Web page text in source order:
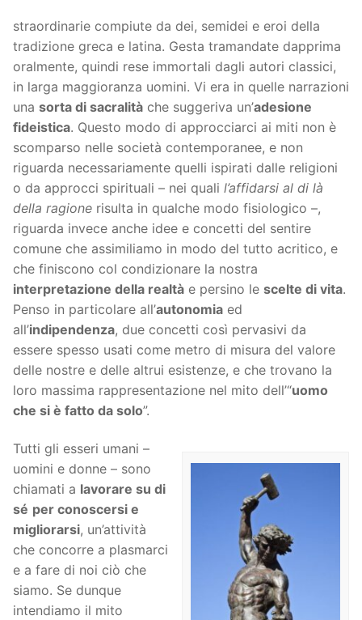
straordinarie compiute da dei, semidei e eroi della
tradizione greca e latina. Gesta tramandate dapprima
oralmente, quindi rese immortali dagli autori classici,
in larga maggioranza uomini. Vi era in quelle narrazioni
una sorta di sacralità che suggeriva un’adesione
fideistica. Questo modo di approcciarci ai miti non è
scomparso nelle società contemporanee, e non
riguarda necessariamente quelli ispirati dalle religioni
o da approcci spirituali – nei quali l’affidarsi al di là
della ragione risulta in qualche modo fisiologico –,
riguarda invece anche idee e concetti del sentire
comune che assimiliamo in modo del tutto acritico, e
che finiscono col condizionare la nostra
interpretazione della realtà e persino le scelte di vita.
Penso in particolare all’autonomia ed
all’indipendenza, due concetti così pervasivi da
essere spesso usati come metro di misura del valore
delle nostre e delle altrui esistenze, e che trovano la
loro massima rappresentazione nel mito dell’“uomo
che si è fatto da solo”.
Tutti gli esseri umani –
uomini e donne – sono
chiamati a lavorare su di
sé per conoscersi e
migliorarsi, un’attività
che concorre a plasmarci
e a fare di noi ciò che
siamo. Se dunque
intendiamo il mito